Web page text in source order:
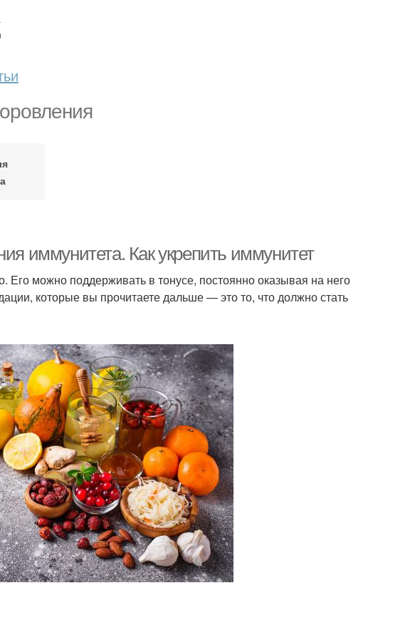
иммунитета. Как укрепить иммунитет
Его можно поддерживать в тонусе, постоянно оказывая на него
которые вы прочитаете дальше — это то, что должно стать